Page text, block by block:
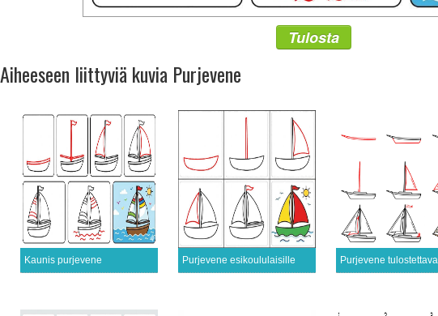
Tulosta
Aiheeseen liittyviä kuvia Purjevene
Kaunis purjevene Purjevene esikoululaisille Purjevene tulostettava